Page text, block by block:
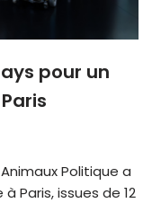
pour un
Politique a
Paris, issues de 12